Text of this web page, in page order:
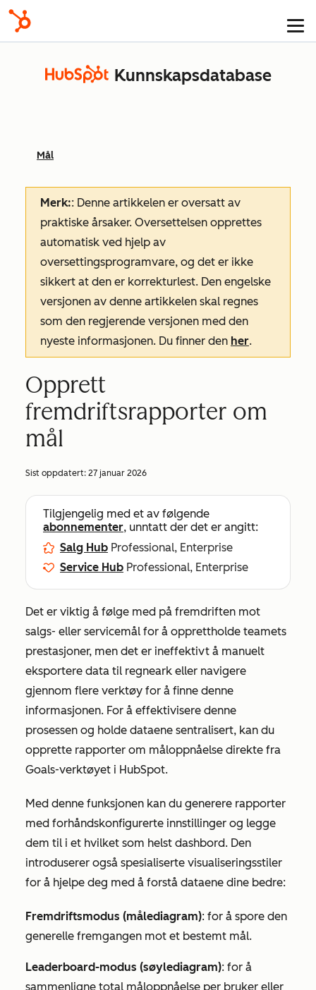
Kunnskapsdatabase
Mål
Merk:: Denne artikkelen er oversatt av
praktiske årsaker. Oversettelsen opprettes
automatisk ved hjelp av
oversettingsprogramvare, og det er ikke
sikkert at den er korrekturlest. Den engelske
versjonen av denne artikkelen skal regnes
som den regjerende versjonen med den
nyeste informasjonen. Du finner den her.
Opprett
fremdriftsrapporter om
mål
Sist oppdatert: 27 januar 2026
Tilgjengelig med et av følgende
abonnementer, unntatt der det er angitt:
Salg Hub Professional, Enterprise
Service Hub Professional, Enterprise
Det er viktig å følge med på fremdriften mot
salgs- eller servicemål for å opprettholde teamets
prestasjoner, men det er ineffektivt å manuelt
eksportere data til regneark eller navigere
gjennom flere verktøy for å finne denne
informasjonen. For å effektivisere denne
prosessen og holde dataene sentralisert, kan du
opprette rapporter om måloppnåelse direkte fra
Goals-verktøyet i HubSpot.
Med denne funksjonen kan du generere rapporter
med forhåndskonfigurerte innstillinger og legge
dem til i et hvilket som helst dashbord. Den
introduserer også spesialiserte visualiseringsstiler
for å hjelpe deg med å forstå dataene dine bedre:
Fremdriftsmodus (målediagram): for å spore den
generelle fremgangen mot et bestemt mål.
Leaderboard-modus (søylediagram): for å
sammenligne total måloppnåelse per bruker eller